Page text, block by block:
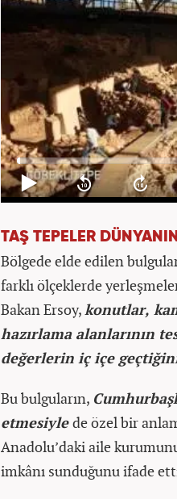
TAŞ TEPELER
Bölgede elde edilen
farklı ölçeklerde
Bakan Ersoy,konutlar,
hazırlama alanlarının
değerlerin iç içe
Bu bulguların,
etmesiylede özel bir
Anadolu’daki aile
imkânı sunduğunu ifade